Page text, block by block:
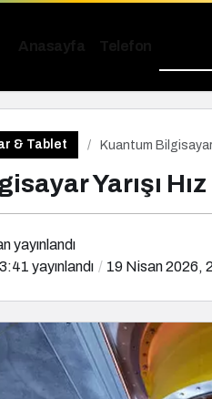
& Tablet Kuantum Bilgisayar
Yarışı
yayınlandı
yayınlandı 19 Nisan 2026,